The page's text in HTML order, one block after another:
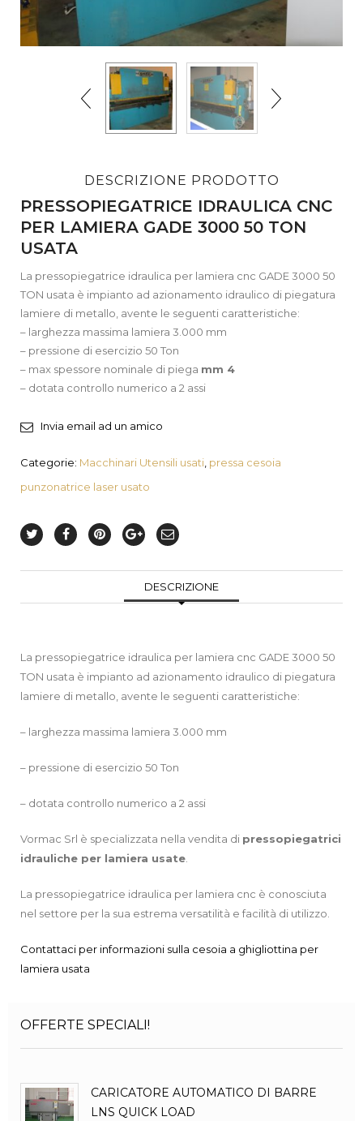
DESCRIZIONE PRODOTTO
PRESSOPIEGATRICE IDRAULICA CNC
PER LAMIERA GADE 3000 50 TON
USATA
La pressopiegatrice idraulica per lamiera cnc GADE 3000 50
TON usata è impianto ad azionamento idraulico di piegatura
lamiere di metallo, avente le seguenti caratteristiche:
– larghezza massima lamiera 3.000 mm
– pressione di esercizio 50 Ton
– max spessore nominale di piega mm 4
– dotata controllo numerico a 2 assi
Invia email ad un amico
Categorie: Macchinari Utensili usati pressa cesoia
punzonatrice laser usato
DESCRIZIONE
La pressopiegatrice idraulica per lamiera cnc GADE 3000 50
TON usata è impianto ad azionamento idraulico di piegatura
lamiere di metallo, avente le seguenti caratteristiche:
– larghezza massima lamiera 3.000 mm
– pressione di esercizio 50 Ton
– dotata controllo numerico a 2 assi
Vormac Srl è specializzata nella vendita di pressopiegatrici
idrauliche per lamiera usate
La pressopiegatrice idraulica per lamiera cnc è conosciuta
nel settore per la sua estrema versatilità e facilità di utilizzo.
Contattaci per informazioni sulla cesoia a ghigliottina per
lamiera usata
OFFERTE SPECIALI!
CARICATORE AUTOMATICO DI BARRE
LNS QUICK LOAD